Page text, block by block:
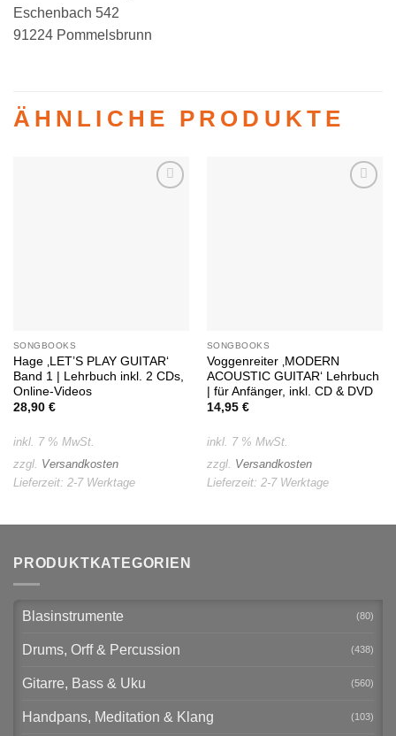
Eschenbach 542
91224 Pommelsbrunn
ÄHNLICHE PRODUKTE
SONGBOOKS
Hage ‚LET’S PLAY GUITAR‘
Band 1 | Lehrbuch inkl. 2 CDs,
Online-Videos
28,90 €
inkl. 7 % MwSt.
zzgl. Versandkosten
Lieferzeit: 2-7 Werktage
SONGBOOKS
Voggenreiter ‚MODERN
ACOUSTIC GUITAR‘ Lehrbuch
| für Anfänger, inkl. CD & DVD
14,95 €
inkl. 7 % MwSt.
zzgl. Versandkosten
Lieferzeit: 2-7 Werktage
PRODUKTKATEGORIEN
Blasinstrumente (80)
Drums, Orff & Percussion (438)
Gitarre, Bass & Uku (560)
Handpans, Meditation & Klang (103)